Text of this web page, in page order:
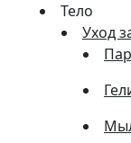
Тело
Уход